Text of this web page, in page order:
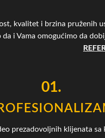
kvalitet i brzina pruženih
da i Vama omogućimo da
01.
prezadovoljnih klijenata sa